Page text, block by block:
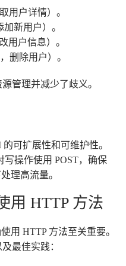
用户详情）。
新用户）。
用户信息）。
删除用户）。
管理并减少了歧义。
可扩展性和可维护性。
操作使用 POST，确保
理高流量。
用 HTTP 方法
用 HTTP 方法至关重要。
最佳实践：